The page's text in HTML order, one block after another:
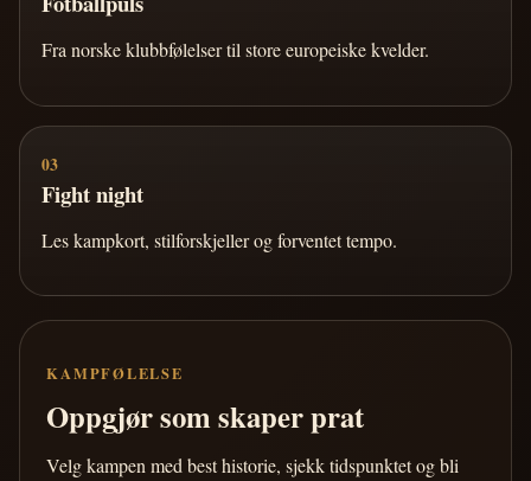
Fra norske klubbfølelser til store europeiske kvelder.
03
Fight night
Les kampkort, stilforskjeller og forventet tempo.
KAMPFØLELSE
Oppgjør som skaper prat
Velg kampen med best historie, sjekk tidspunktet og bli